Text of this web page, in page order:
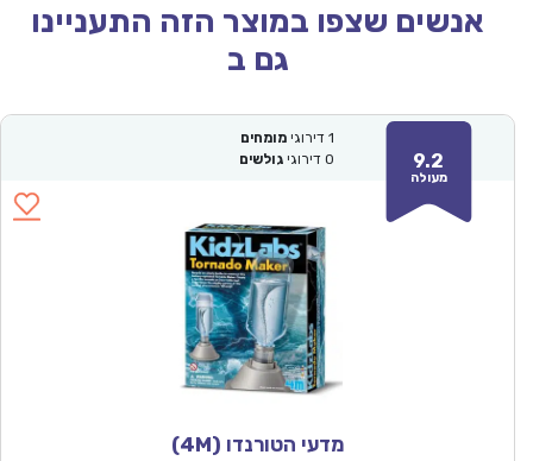
אנשים שצפו במוצר הזה התעניינו
גם ב
9.2
מעולה
1 דירוגי מומחים
0 דירוגי גולשים
מדעי הטורנדו (4M)